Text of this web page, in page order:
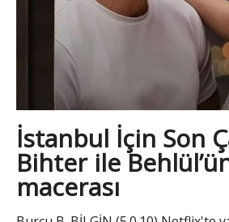
İstanbul İçin Son
Bihter ile
macerası